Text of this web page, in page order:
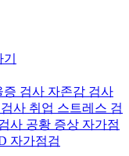
증 검사 자존감 검사
사 취업 스트레스 검
사 공황 증상 자가점
자가점검